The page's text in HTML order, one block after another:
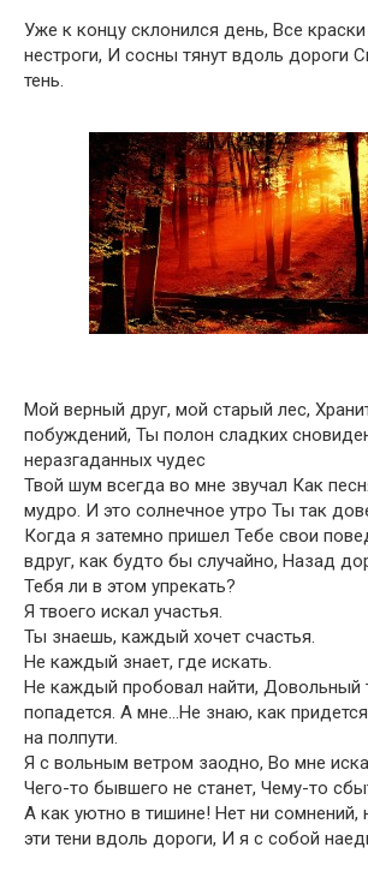
Уже к концу склонился день, Все
нестроги, И сосны тянут вдоль дороги
тень.
Мой верный друг, мой старый лес,
побуждений, Ты полон сладких
неразгаданных чудес
Твой шум всегда во мне звучал Как
мудро. И это солнечное утро Ты так
Когда я затемно пришел Тебе свои
вдруг, как будто бы случайно, Назад
Тебя ли в этом упрекать?
Я твоего искал участья.
Ты знаешь, каждый хочет счастья.
Не каждый знает, где искать.
Не каждый пробовал найти, Довольный
попадется. А мне…Не знаю, как
на полпути.
Я с вольным ветром заодно, Во мне
Чего-то бывшего не станет, Чему-то
А как уютно в тишине! Нет ни сомнений,
эти тени вдоль дороги, И я с собой